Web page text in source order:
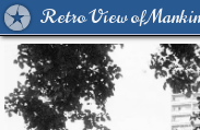
Retro View of